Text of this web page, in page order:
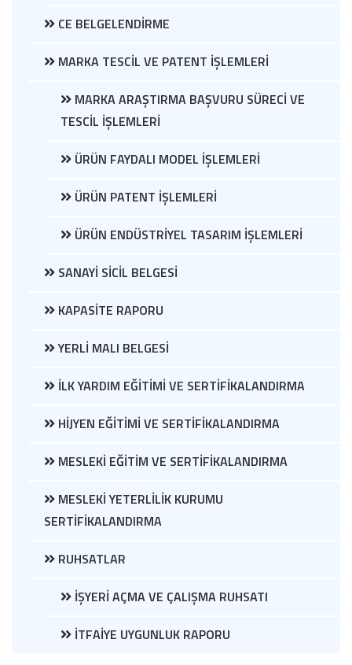
CE BELGELENDİRME
MARKA TESCİL VE PATENT İŞLEMLERİ
MARKA ARAŞTIRMA BAŞVURU SÜRECİ VE
TESCİL İŞLEMLERİ
ÜRÜN FAYDALI MODEL İŞLEMLERİ
ÜRÜN PATENT İŞLEMLERİ
ÜRÜN ENDÜSTRİYEL TASARIM İŞLEMLERİ
SANAYİ SİCİL BELGESİ
KAPASİTE RAPORU
YERLİ MALI BELGESİ
İLK YARDIM EĞİTİMİ VE SERTİFİKALANDIRMA
HİJYEN EĞİTİMİ VE SERTİFİKALANDIRMA
MESLEKİ EĞİTİM VE SERTİFİKALANDIRMA
MESLEKİ YETERLİLİK KURUMU
SERTİFİKALANDIRMA
RUHSATLAR
İŞYERİ AÇMA VE ÇALIŞMA RUHSATI
İTFAİYE UYGUNLUK RAPORU